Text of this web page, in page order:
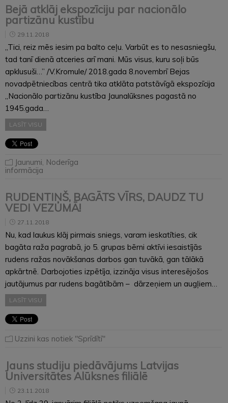
Bejā atklāj ekspozīciju par nacionālo
partizānu kustību
29.11.2018
,,Tici, reiz mēs iesim pa balto ceļu. Varbūt es to nesasniegšu,
tad tanī dienā atceries arī mani. Mūs visus, kuru soļi būs
apklusuši…” /V.Kromule/ 2018.gada 8.novembrī Bejas
novadpētniecības centrā tika atklāta patstāvīgā ekspozīcija
,,Nacionālo partizānu kustība Jaunalūksnes pagastā no
1945.gada…
LASĪT VISU
Jaunumi, Noderīga
informācija
RUDENTIŅŠ, BAGĀTS VĪRS, DAUDZ TU
VEDI VEZUMĀ!
27.11.2018
Nu, kad laukus klāj pirmais sniegs, varam ieskatīties, cik
bagāta raža pagrabā, jo 5. grupas bērni aktīvi iesaistījās
rudens ražas novākšanas darbos gan tuvākā, gan tālākā
apkārtnē. Darbojoties izpētīja, izzināja visus interesējošos
jautājumus par rudens bagātībām – dārzeņiem un augļiem…
LASĪT VISU
Uzzini kas notiek "Sprīdītī"
Jauns studiju piedāvājums Latvijas
Universitātes Alūksnes filiālē
23.11.2018